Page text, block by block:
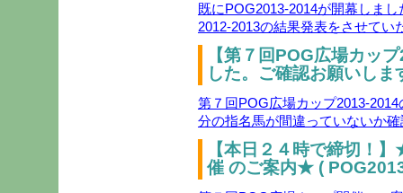
既にPOG2013-2014が開幕しま
2012-2013の結果発表をさせてい
【第７回POG広場カッ
した。ご確認お願いし
第７回POG広場カップ2013-
分の指名馬が間違っていないか
【本日２４時で締切！
催 のご案内★ (